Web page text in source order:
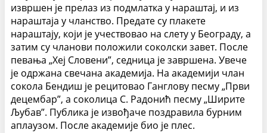
извршен је прелаз из подмлатка у нараштај, и из
нараштаја у чланство. Предате су плакете
нараштају, који је учествовао на слету у Београду, а
затим су чланови положили соколски завет. После
певања „Хеј Словени”, седница је завршена. Увече
је одржана свечана академија. На академији члан
сокола Бендиш је рецитовао Ганглову песму „Први
децембар”, а соколица С. Радонић песму „Ширите
Љубав”. Публика је извођаче поздравила бурним
аплаузом. После академије био је плес.